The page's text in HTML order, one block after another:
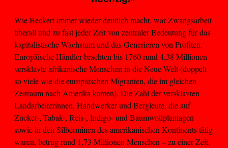
Wie Beckert immer wieder deutlich macht, war Zwangsarbeit
überall und zu fast jeder Zeit von zentraler Bedeutung für das
kapitalistische Wachstum und das Generieren von Profiten.
Europäische Händler brachten bis 1760 rund 4,38 Millionen
versklavte afrikanische Menschen in die Neue Welt (doppelt
so viele wie die europäischen Migranten, die im gleichen
Zeitraum nach Amerika kamen). Die Zahl der versklavten
Landarbeiterinnen, Handwerker und Bergleute, die auf
Zucker-, Tabak-, Reis-, Indigo- und Baumwollplantagen
sowie in den Silberminen des amerikanischen Kontinents tätig
waren, betrug rund 1,73 Millionen Menschen – zu einer Zeit,